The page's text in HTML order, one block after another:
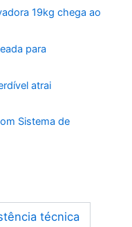
19kg chega ao
para
atrai
Sistema de
técnica